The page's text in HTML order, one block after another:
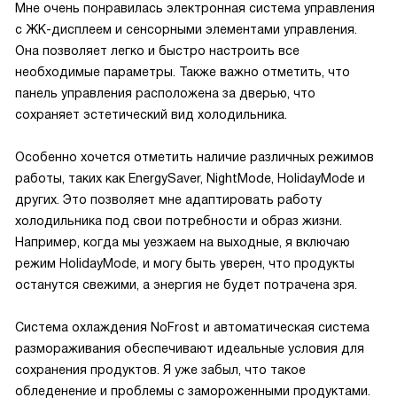
Мне очень понравилась электронная система управления
с ЖК-дисплеем и сенсорными элементами управления.
Она позволяет легко и быстро настроить все
необходимые параметры. Также важно отметить, что
панель управления расположена за дверью, что
сохраняет эстетический вид холодильника.
Особенно хочется отметить наличие различных режимов
работы, таких как EnergySaver, NightMode, HolidayMode и
других. Это позволяет мне адаптировать работу
холодильника под свои потребности и образ жизни.
Например, когда мы уезжаем на выходные, я включаю
режим HolidayMode, и могу быть уверен, что продукты
останутся свежими, а энергия не будет потрачена зря.
Система охлаждения NoFrost и автоматическая система
размораживания обеспечивают идеальные условия для
сохранения продуктов. Я уже забыл, что такое
обледенение и проблемы с замороженными продуктами.